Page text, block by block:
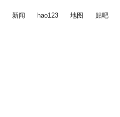
新闻 hao123 地图 贴吧